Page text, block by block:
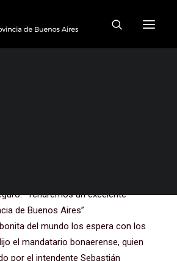
un excelente
la provincia de
“Tendremos un excelente
de Buenos Aires”
del mundo los espera con los
el mandatario bonaerense, quien
por el intendente Sebastián